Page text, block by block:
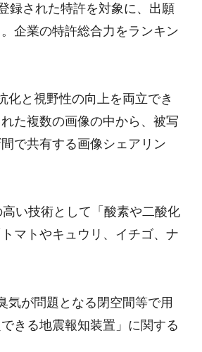
録された特許を対象に、出願
企業の特許総合力をランキン
化と視野性の向上を両立でき
た複数の画像の中から、被写
で共有する画像シェアリン
い技術として「酸素や二酸化
マトやキュウリ、イチゴ、ナ
気が問題となる閉空間等で用
きる地震報知装置」に関する